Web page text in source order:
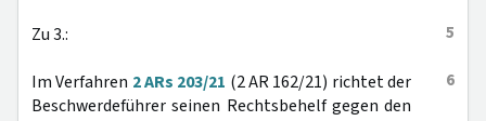
5
Zu 3.:
6
Im Verfahren 2 ARs 203/21 (2 AR 162/21) richtet der
Beschwerdeführer seinen Rechtsbehelf gegen den